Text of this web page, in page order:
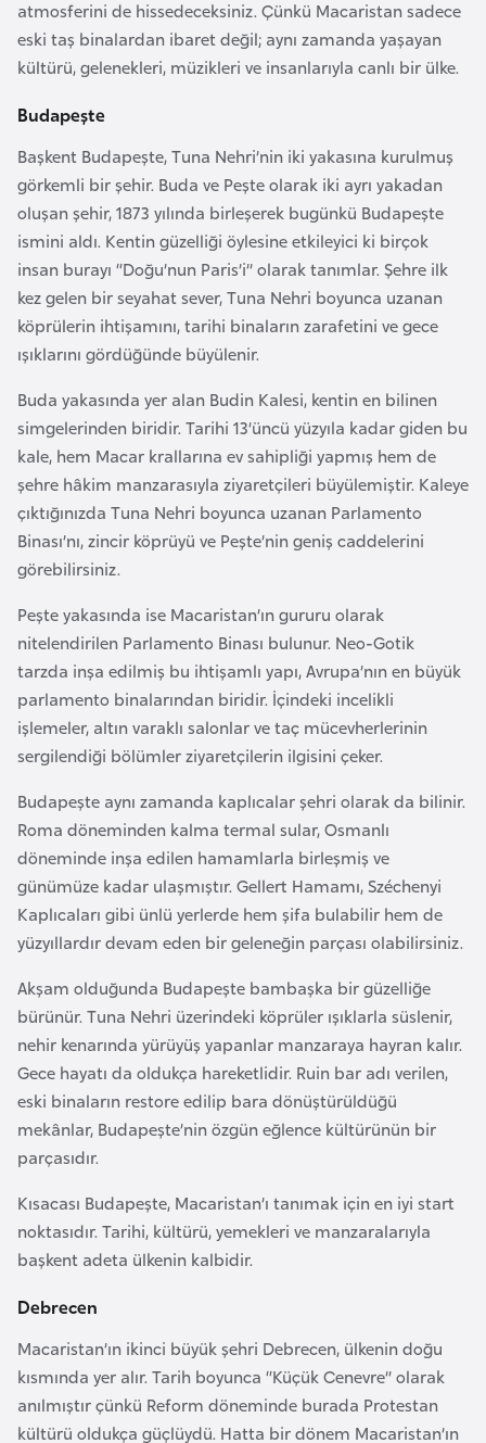
atmosferini de hissedeceksiniz. Çünkü Macaristan sadece
eski taş binalardan ibaret değil; aynı zamanda yaşayan
kültürü, gelenekleri, müzikleri ve insanlarıyla canlı bir ülke.
Budapeşte
Başkent Budapeşte, Tuna Nehri’nin iki yakasına kurulmuş
görkemli bir şehir. Buda ve Peşte olarak iki ayrı yakadan
oluşan şehir, 1873 yılında birleşerek bugünkü Budapeşte
ismini aldı. Kentin güzelliği öylesine etkileyici ki birçok
insan burayı “Doğu’nun Paris’i” olarak tanımlar. Şehre ilk
kez gelen bir seyahat sever, Tuna Nehri boyunca uzanan
köprülerin ihtişamını, tarihi binaların zarafetini ve gece
ışıklarını gördüğünde büyülenir.
Buda yakasında yer alan Budin Kalesi, kentin en bilinen
simgelerinden biridir. Tarihi 13’üncü yüzyıla kadar giden bu
kale, hem Macar krallarına ev sahipliği yapmış hem de
şehre hâkim manzarasıyla ziyaretçileri büyülemiştir. Kaleye
çıktığınızda Tuna Nehri boyunca uzanan Parlamento
Binası’nı, zincir köprüyü ve Peşte’nin geniş caddelerini
görebilirsiniz.
Peşte yakasında ise Macaristan’ın gururu olarak
nitelendirilen Parlamento Binası bulunur. Neo-Gotik
tarzda inşa edilmiş bu ihtişamlı yapı, Avrupa’nın en büyük
parlamento binalarından biridir. İçindeki incelikli
işlemeler, altın varaklı salonlar ve taç mücevherlerinin
sergilendiği bölümler ziyaretçilerin ilgisini çeker.
Budapeşte aynı zamanda kaplıcalar şehri olarak da bilinir.
Roma döneminden kalma termal sular, Osmanlı
döneminde inşa edilen hamamlarla birleşmiş ve
günümüze kadar ulaşmıştır. Gellert Hamamı, Széchenyi
Kaplıcaları gibi ünlü yerlerde hem şifa bulabilir hem de
yüzyıllardır devam eden bir geleneğin parçası olabilirsiniz.
Akşam olduğunda Budapeşte bambaşka bir güzelliğe
bürünür. Tuna Nehri üzerindeki köprüler ışıklarla süslenir,
nehir kenarında yürüyüş yapanlar manzaraya hayran kalır.
Gece hayatı da oldukça hareketlidir. Ruin bar adı verilen,
eski binaların restore edilip bara dönüştürüldüğü
mekânlar, Budapeşte’nin özgün eğlence kültürünün bir
parçasıdır.
Kısacası Budapeşte, Macaristan’ı tanımak için en iyi start
noktasıdır. Tarihi, kültürü, yemekleri ve manzaralarıyla
başkent adeta ülkenin kalbidir.
Debrecen
Macaristan’ın ikinci büyük şehri Debrecen, ülkenin doğu
kısmında yer alır. Tarih boyunca “Küçük Cenevre” olarak
anılmıştır çünkü Reform döneminde burada Protestan
kültürü oldukça güçlüydü. Hatta bir dönem Macaristan’ın
n
a
h
r
e
y
n
B
a
g
l
a
d
e
ş
B
e
l
a
r
u
B
e
l
ç
k
a
B
e
n
i
n
B
s
n
a
H
e